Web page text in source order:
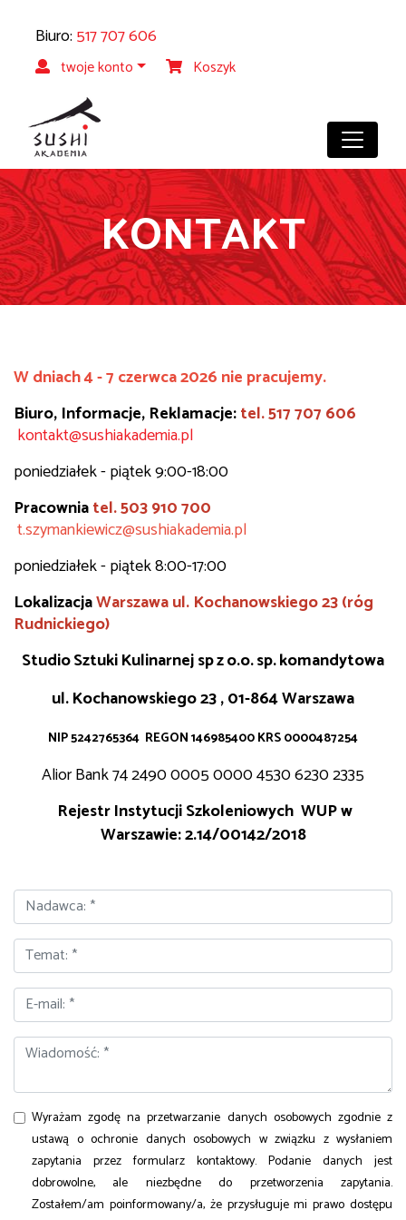
Biuro: 517 707 606
twoje konto Koszyk
KONTAKT
W dniach 4 - 7 czerwca 2026 nie pracujemy.
Biuro, Informacje, Reklamacje:tel. 517 707 606
kontakt@sushiakademia.pl
poniedziałek - piątek 9:00-18:00
Pracowniatel. 503 910 700
t.szymankiewicz@sushiakademia.pl
poniedziałek - piątek 8:00-17:00
LokalizacjaWarszawa ul. Kochanowskiego 23 (róg
Rudnickiego)
StudioSztukiKulinarnejspzo.o.sp.komandytowa
ul.Kochanowskiego 23 , 01-864 Warszawa
NIP 5242765364 REGON 146985400 KRS 0000487254
Alior Bank 74 2490 0005 0000 4530 6230 2335
RejestrInstytucji Szkoleniowych WUP w
Warszawie: 2.14/00142/2018
Nadawca:*
Temat:*
E-mail:*
Wiadomość: *
Wyrażam zgodę na przetwarzanie danych osobowych zgodnie z
ustawą o ochronie danych osobowych w związku z wysłaniem
zapytania przez formularz kontaktowy. Podanie danych jest
dobrowolne, ale niezbędne do przetworzenia zapytania.
Zostałem/am poinformowany/a, że przysługuje mi prawo dostępu